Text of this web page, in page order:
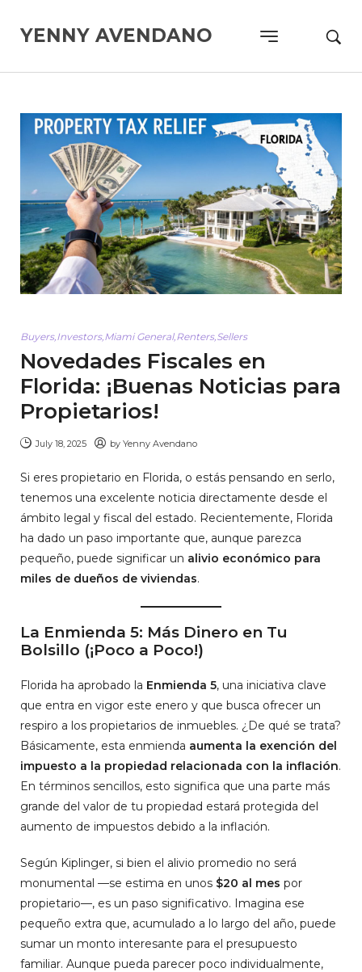
YENNY AVENDANO
Buyers, Investors, Miami General, Renters, Sellers
Novedades Fiscales en
Florida: ¡Buenas Noticias para
Propietarios!
July 18, 2025 by Yenny Avendano
Si eres propietario en Florida, o estás pensando en serlo,
tenemos una excelente noticia directamente desde el
ámbito legal y fiscal del estado. Recientemente, Florida
ha dado un paso importante que, aunque parezca
pequeño, puede significar un alivio económico para
miles de dueños de viviendas.
La Enmienda 5: Más Dinero en Tu
Bolsillo (¡Poco a Poco!)
Florida ha aprobado la Enmienda 5, una iniciativa clave
que entra en vigor este enero y que busca ofrecer un
respiro a los propietarios de inmuebles. ¿De qué se trata?
Básicamente, esta enmienda aumenta la exención del
impuesto a la propiedad relacionada con la inflación.
En términos sencillos, esto significa que una parte más
grande del valor de tu propiedad estará protegida del
aumento de impuestos debido a la inflación.
Según Kiplinger, si bien el alivio promedio no será
monumental —se estima en unos $20 al mes por
propietario—, es un paso significativo. Imagina ese
pequeño extra que, acumulado a lo largo del año, puede
sumar un monto interesante para el presupuesto
familiar. Aunque pueda parecer poco individualmente,